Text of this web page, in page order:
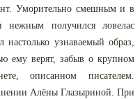
Уморительно смешным и в
получился ловелас
узнаваемый образ,
ему верят, забыв о крупном
описанном писателем.
Алёны Глазыриной. При